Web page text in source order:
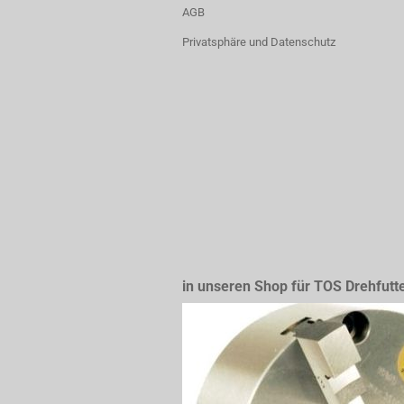
AGB
Privatsphäre und Datenschutz
in unseren Shop für TOS